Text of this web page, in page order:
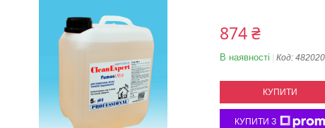
874 ₴
В наявності Код:
КУПИТИ
КУПИТИ З